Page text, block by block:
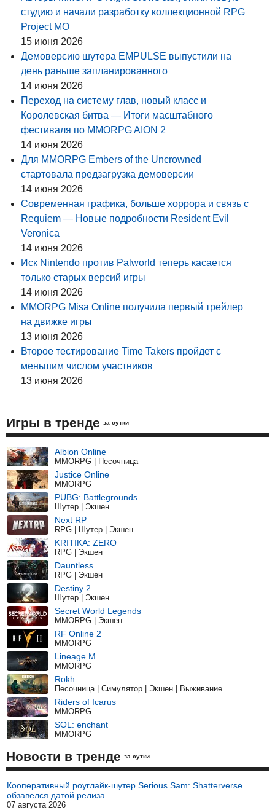
студию и начали разработку коллекционной RPG
Project MO
15 июня 2026
Демоверсию шутера EMPULSE выпустили на
день раньше запланированного
14 июня 2026
Переход на систему глав, новый класс и
Королевская битва — Итоги масштабного
фестиваля по MMORPG AION 2
14 июня 2026
Для MMORPG Embers of the Uncrowned
стартовала предзагрузка демоверсии
14 июня 2026
Современная графика, больше хоррора и связь с
Requiem — Новые подробности Resident Evil
Veronica
14 июня 2026
Иск Nintendo против Palworld теперь касается
только старых версий игры
14 июня 2026
MMORPG Misa Online получила первый трейлер
на движке игры
13 июня 2026
Второе тестирование Time Takers пройдет с
меньшим числом участников
13 июня 2026
Игры в тренде за сутки
Albion Online
MMORPG | Песочница
Justice Online
MMORPG
PUBG: Battlegrounds
Шутер | Экшен
Next RP
RPG | Шутер | Экшен
KRITIKA: ZERO
RPG | Экшен
Dauntless
RPG | Экшен
Destiny 2
Шутер | Экшен
Secret World Legends
MMORPG | Экшен
RF Online 2
MMORPG
Lineage M
MMORPG
Rokh
Песочница | Симулятор | Экшен | Выживание
Riders of Icarus
MMORPG
SOL: enchant
MMORPG
Новости в тренде за сутки
Кооперативный роуглайк-шутер Serious Sam: Shatterverse
обзавелся датой релиза
07 августа 2026